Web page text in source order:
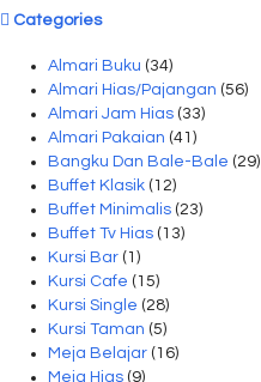
Categories
Almari Buku (34)
Almari Hias/Pajangan (56)
Almari Jam Hias (33)
Almari Pakaian (41)
Bangku Dan Bale-Bale (29)
Buffet Klasik (12)
Buffet Minimalis (23)
Buffet Tv Hias (13)
Kursi Bar (1)
Kursi Cafe (15)
Kursi Single (28)
Kursi Taman (5)
Meja Belajar (16)
Meja Hias (9)